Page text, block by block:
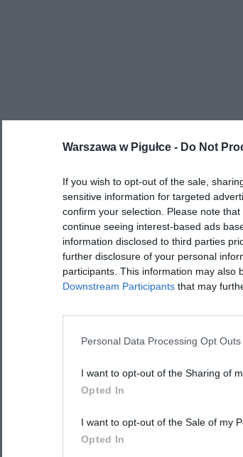
Warszawa w Pigułce - Do Not
If you wish to opt-out of the sale,
sensitive information for targeted
confirm your selection. Please note
continue seeing interest-based ads
information disclosed to third parties
further disclosure of your personal
participants. This information may also
Downstream Participants that may
Personal Data Processing Opt Outs
I want to opt-out of the Sharing of
Opted In
I want to opt-out of the Sale of my
Opted In
Uniwersytecie Warszawskim
kostnego. Co godzinę jedna osoba